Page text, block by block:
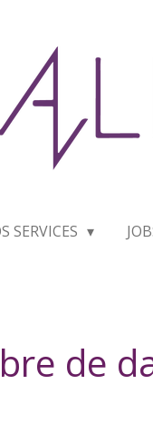
SERVICES
de